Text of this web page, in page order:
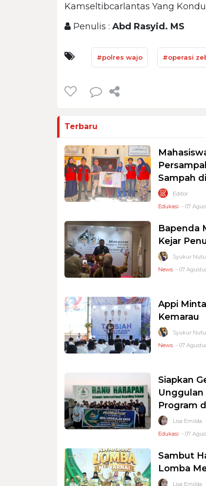
Kamseltibcarlantas Yang
Penulis : Abd Rasyid. MS
#polres wajo #operasi
Terbaru
Sampah
Editor
Edukasi - 07
Bapenda
Kejar
Syukur Nutu
News - 07
Appi
Kemarau
Syukur Nutu
News - 07
Siapkan
Unggulan
Program
Lisa Emilda
Edukasi - 07
Sambut
Lomba
Lisa Emilda